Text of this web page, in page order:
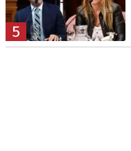
5